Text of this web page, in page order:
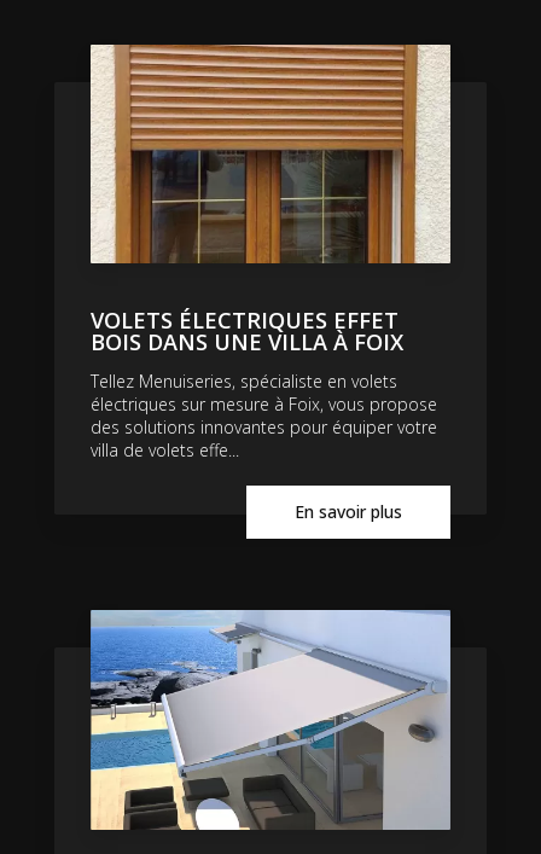
VOLETS ÉLECTRIQUES EFFET
BOIS DANS UNE VILLA À FOIX
Tellez Menuiseries, spécialiste en volets
électriques sur mesure à Foix, vous propose
des solutions innovantes pour équiper votre
villa de volets effe...
En savoir plus